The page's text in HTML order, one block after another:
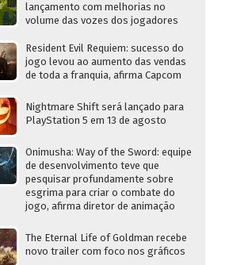
lançamento com melhorias no
volume das vozes dos jogadores
Resident Evil Requiem: sucesso do
jogo levou ao aumento das vendas
de toda a franquia, afirma Capcom
Nightmare Shift será lançado para
PlayStation 5 em 13 de agosto
Onimusha: Way of the Sword: equipe
de desenvolvimento teve que
pesquisar profundamente sobre
esgrima para criar o combate do
jogo, afirma diretor de animação
The Eternal Life of Goldman recebe
novo trailer com foco nos gráficos